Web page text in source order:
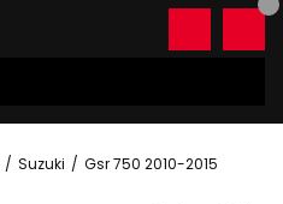
Suzuki Gsr 750 2010-2015